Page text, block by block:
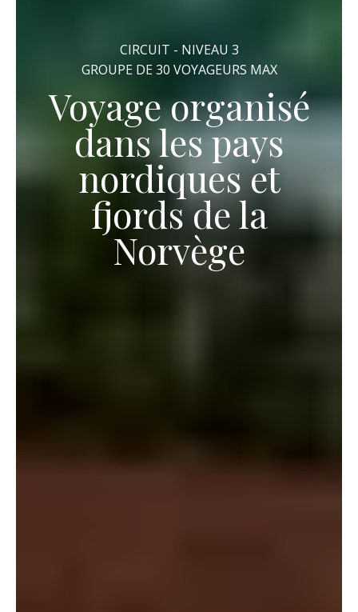
CIRCUIT - NIVEAU 3
GROUPE DE 30 VOYAGEURS MAX
Voyage organisé
dans les pays
nordiques et
fjords de la
Norvège